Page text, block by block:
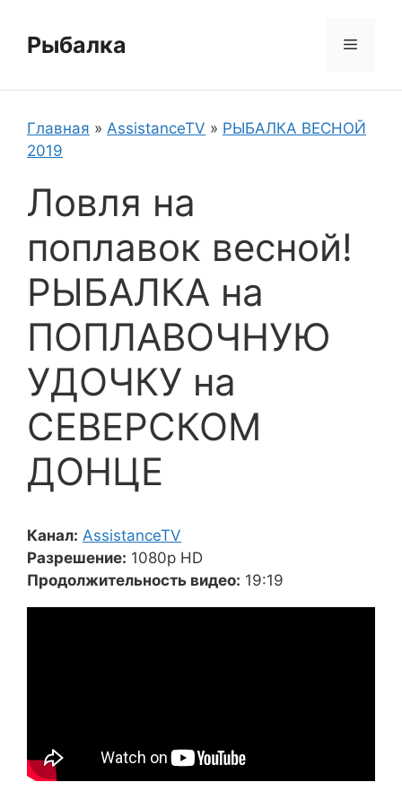
содержимому
Рыбалка Меню
Главная » AssistanceTV » РЫБАЛКА ВЕСНОЙ
2019
Ловля на
поплавок весной!
РЫБАЛКА на
ПОПЛАВОЧНУЮ
УДОЧКУ на
СЕВЕРСКОМ
ДОНЦЕ
Канал: AssistanceTV
Разрешение: 1080p HD
Продолжительность видео: 19:19